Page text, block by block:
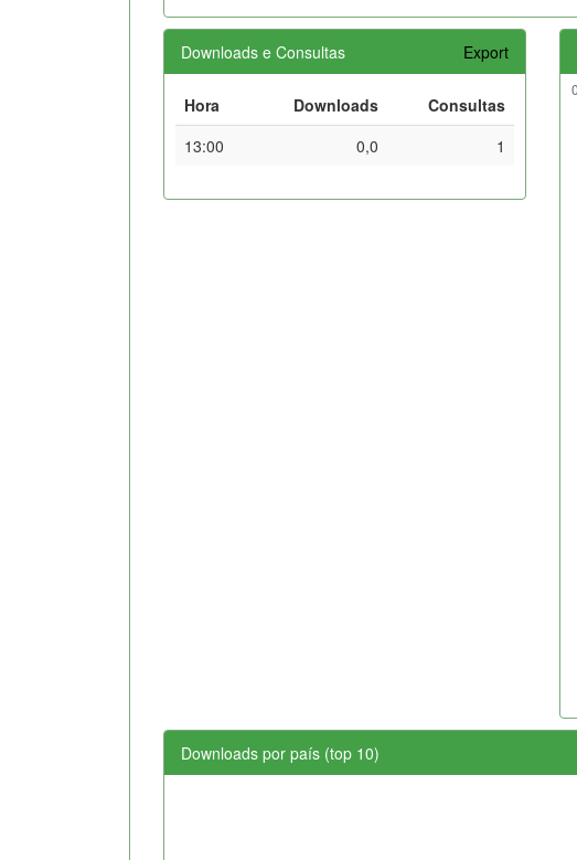
Downloads e Consultas Export
Hora Downloads
Consultas
13:00
0,0 1
Downloads por país (top 10)